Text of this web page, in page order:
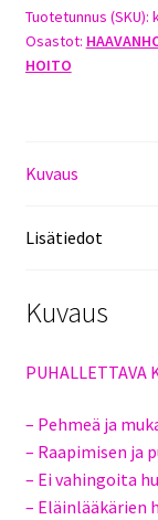
/
25-
40CM
Tuotetunnus (SKU):
Osastot:
HOITO
Kuvaus
Lisätiedot
Kuvaus
PUHALLETTAVA
– Pehmeä ja
– Raapimisen ja
– Ei vahingoita
– Eläinlääkärien